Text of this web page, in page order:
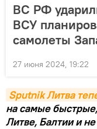
ВС РФ
ВСУ
самолеты
27 июня 2024, 19:22
Sputnik Литва
на самые
Литве, Балтии и